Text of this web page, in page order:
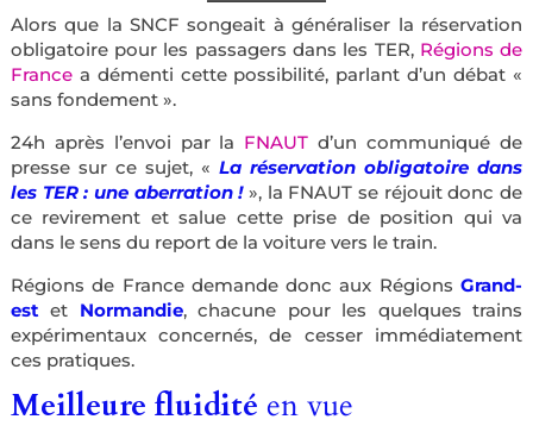
Alors que la SNCF songeait à généraliser la réservation
obligatoire pour les passagers dans les TER, Régions de
Francea démenti cette possibilité, parlant d’un débat «
sans fondement ».
24h après l’envoi par la FNAUT d’un communiqué de
presse sur ce sujet, «La réservation obligatoire dans
les TER : une aberration ! », la FNAUT se réjouit donc de
ce revirement et salue cette prise de position qui va
dans le sens du report de la voiture vers le train.
Régions de France demande donc aux RégionsGrand-
est et Normandie, chacune pour les quelques trains
expérimentaux concernés, de cesser immédiatement
ces pratiques.
Meilleure fluidité en vue